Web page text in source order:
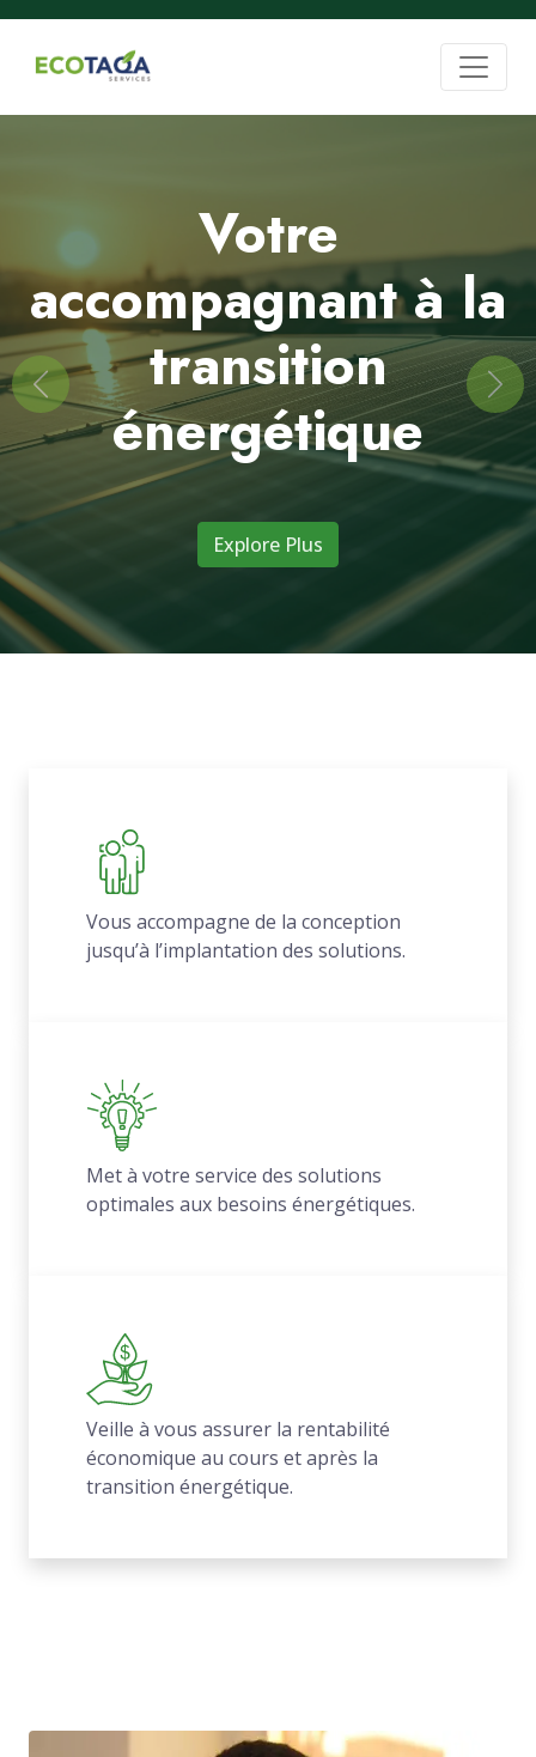
Votre
accompagnant à la
transition
énergétique
Explore Plus
Previous Next
Vous accompagne de la conception
jusqu’à l’implantation des solutions.
Met à votre service des solutions
optimales aux besoins énergétiques.
Veille à vous assurer la rentabilité
économique au cours et après la
transition énergétique.